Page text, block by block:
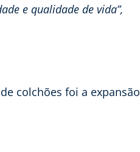
e qualidade de vida”,
colchões foi a expansão